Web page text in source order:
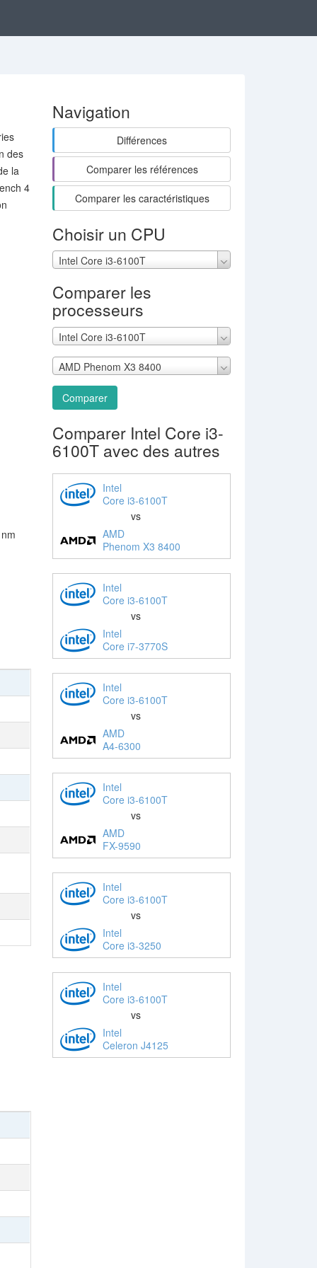
des
la
4
Navigation
Différences
Comparer les références
Comparer les caractéristiques
Choisir un CPU
Intel Core i3-6100T
Comparer les
processeurs
Intel Core i3-6100T
AMD Phenom X3 8400
Comparer
Comparer Intel Core i3-
6100T avec des autres
Intel
Core i3-6100T
vs
AMD
Phenom X3 8400
Intel
Core i3-6100T
vs
Intel
Core i7-3770S
Intel
Core i3-6100T
vs
AMD
A4-6300
Intel
Core i3-6100T
vs
AMD
FX-9590
Intel
Core i3-6100T
vs
Intel
Core i3-3250
Intel
Core i3-6100T
vs
Intel
Celeron J4125